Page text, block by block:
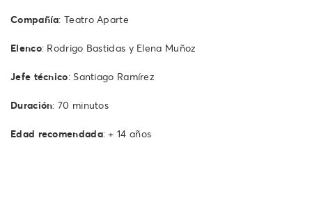
Compañía: Teatro Aparte
Elenco: Rodrigo Bastidas y Elena Muñoz
Jefe técnico: Santiago Ramírez
Duración: 70 minutos
Edad recomendada: + 14 años